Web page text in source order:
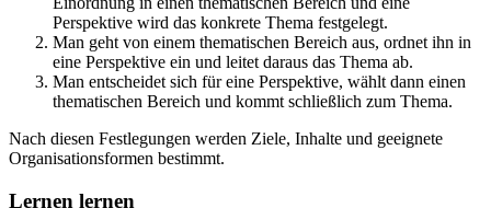
Perspektive wird das konkrete Thema festgelegt.
Man geht von einem thematischen Bereich aus, ordnet ihn in
eine Perspektive ein und leitet daraus das Thema ab.
Man entscheidet sich für eine Perspektive, wählt dann einen
thematischen Bereich und kommt schließlich zum Thema.
Nach diesen Festlegungen werden Ziele, Inhalte und geeignete
Organisationsformen bestimmt.
Lernen lernen